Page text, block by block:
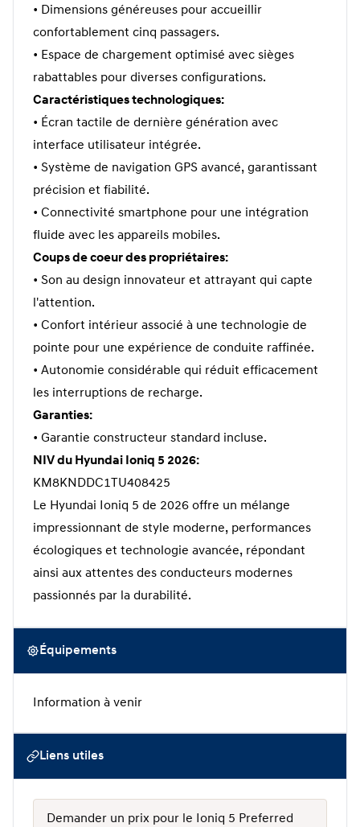
• Dimensions généreuses pour accueillir
confortablement cinq passagers.
• Espace de chargement optimisé avec sièges
rabattables pour diverses configurations.
Caractéristiques technologiques:
• Écran tactile de dernière génération avec
interface utilisateur intégrée.
• Système de navigation GPS avancé, garantissant
précision et fiabilité.
• Connectivité smartphone pour une intégration
fluide avec les appareils mobiles.
Coups de coeur des propriétaires:
• Son au design innovateur et attrayant qui capte
l'attention.
• Confort intérieur associé à une technologie de
pointe pour une expérience de conduite raffinée.
• Autonomie considérable qui réduit efficacement
les interruptions de recharge.
Garanties:
• Garantie constructeur standard incluse.
NIV du Hyundai Ioniq 5 2026:
KM8KNDDC1TU408425
Le Hyundai Ioniq 5 de 2026 offre un mélange
impressionnant de style moderne, performances
écologiques et technologie avancée, répondant
ainsi aux attentes des conducteurs modernes
passionnés par la durabilité.
Équipements
Information à venir
Liens utiles
Demander un prix pour le Ioniq 5 Preferred